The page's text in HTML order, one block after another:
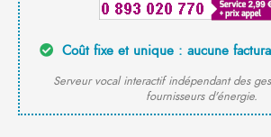
Coût fixe et unique : aucune
Serveur vocal interactif indépendant des
fournisseurs d'énergie.